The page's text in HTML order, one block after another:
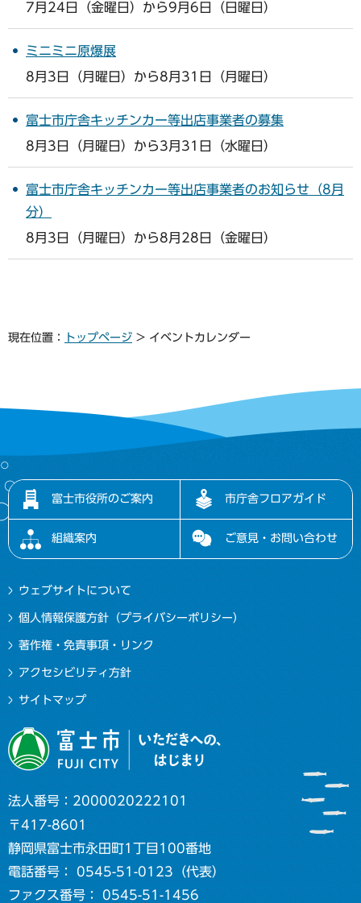
7月24日（金曜日）から9月6日（日曜日）
ミニミニ原爆展
8月3日（月曜日）から8月31日（月曜日）
富士市庁舎キッチンカー等出店事業者の募集
8月3日（月曜日）から3月31日（水曜日）
富士市庁舎キッチンカー等出店事業者のお知らせ（8月
分）
8月3日（月曜日）から8月28日（金曜日）
現在位置： トップページ > イベントカレンダー
富士市役所のご案内 市庁舎フロアガイド
組織案内 ご意見・お問い合わせ
ウェブサイトについて
個人情報保護方針（プライバシーポリシー）
著作権・免責事項・リンク
アクセシビリティ方針
サイトマップ
法人番号：2000020222101
〒417-8601
静岡県富士市永田町1丁目100番地
電話番号： 0545-51-0123（代表）
ファクス番号： 0545-51-1456